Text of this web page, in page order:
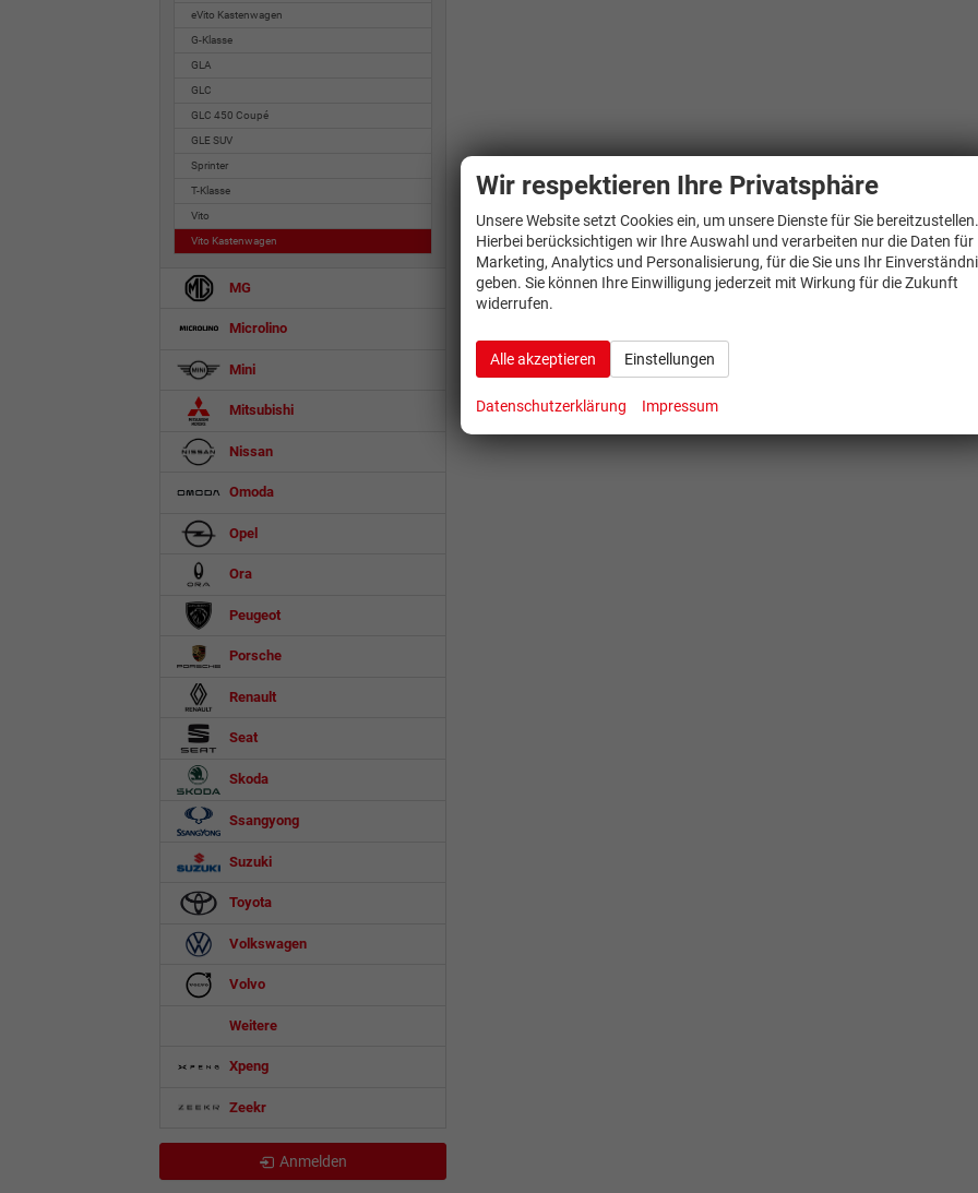
eVito Kastenwagen
G-Klasse
GLA
GLC
GLC 450 Coupé
GLE SUV
Sprinter
T-Klasse
Vito
Vito Kastenwagen
MG
Microlino
Mini
Mitsubishi
Nissan
Omoda
Opel
Ora
Peugeot
Porsche
Renault
Seat
Skoda
Ssangyong
Suzuki
Toyota
Volkswagen
Volvo
Weitere
Xpeng
Zeekr
Anmelden
Wir respektieren Ihre Privatsphäre
Unsere Website setzt Cookies ein, um unsere Dienste für Sie bereitzustellen.
Hierbei berücksichtigen wir Ihre Auswahl und verarbeiten nur die Daten für
Marketing, Analytics und Personalisierung, für die Sie uns Ihr
geben. Sie können Ihre Einwilligung jederzeit mit Wirkung für die Zukunft
widerrufen.
Alle akzeptieren Einstellungen
Datenschutzerklärung Impressum